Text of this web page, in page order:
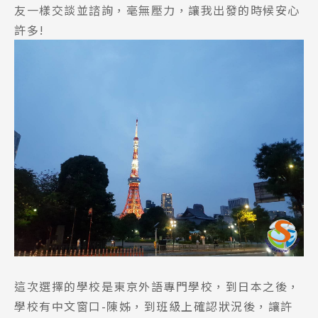
友一樣交談並諮詢，毫無壓力，讓我出發的時候安心
許多!
這次選擇的學校是東京外語專門學校，到日本之後，
學校有中文窗口-陳姊，到班級上確認狀況後，讓許